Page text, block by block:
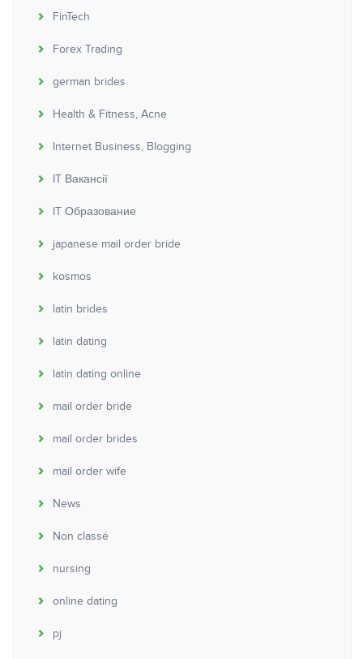
FinTech
Forex Trading
german brides
Health & Fitness, Acne
Internet Business, Blogging
IT Вакансії
IT Образование
japanese mail order bride
kosmos
latin brides
latin dating
latin dating online
mail order bride
mail order brides
mail order wife
News
Non classé
nursing
online dating
pj